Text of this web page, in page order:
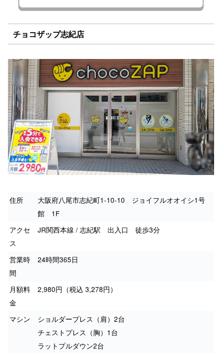
チョコザップ志紀店
住所
大阪府八尾市志紀町1-10-10 ジョイフルオオイシ1号
館 1F
アクセ
ス
JR関西本線 / 志紀駅 出入口 徒歩3分
営業時
間
24時間365日
月額料
金
2,980円（税込 3,278円）
マシン
ショルダープレス（肩）2台
チェストプレス（胸）1台
ラットプルダウン2台